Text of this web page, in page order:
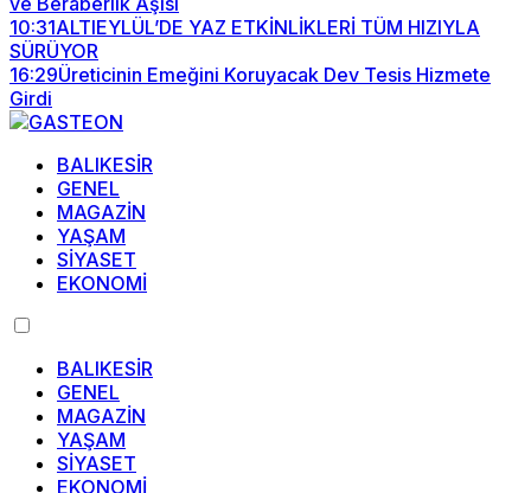
10:31ALTIEYLÜL’DE YAZ ETKİNLİKLERİ TÜM HIZIYLA
SÜRÜYOR
16:29Üreticinin Emeğini Koruyacak Dev Tesis Hizmete
Girdi
BALIKESİR
GENEL
MAGAZİN
YAŞAM
SİYASET
EKONOMİ
BALIKESİR
GENEL
MAGAZİN
YAŞAM
SİYASET
EKONOMİ